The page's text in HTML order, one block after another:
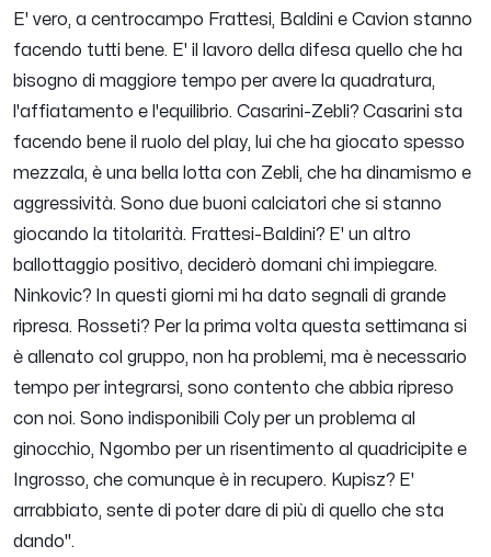
E' vero, a centrocampo Frattesi, Baldini e Cavion stanno
facendo tutti bene. E' il lavoro della difesa quello che ha
bisogno di maggiore tempo per avere la quadratura,
l'affiatamento e l'equilibrio. Casarini-Zebli? Casarini sta
facendo bene il ruolo del play, lui che ha giocato spesso
mezzala, è una bella lotta con Zebli, che ha dinamismo e
aggressività. Sono due buoni calciatori che si stanno
giocando la titolarità. Frattesi-Baldini? E' un altro
ballottaggio positivo, deciderò domani chi impiegare.
Ninkovic? In questi giorni mi ha dato segnali di grande
ripresa. Rosseti? Per la prima volta questa settimana si
è allenato col gruppo, non ha problemi, ma è necessario
tempo per integrarsi, sono contento che abbia ripreso
con noi. Sono indisponibili Coly per un problema al
ginocchio, Ngombo per un risentimento al quadricipite e
Ingrosso, che comunque è in recupero. Kupisz? E'
arrabbiato, sente di poter dare di più di quello che sta
dando".